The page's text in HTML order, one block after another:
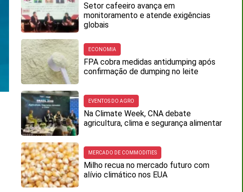
Setor cafeeiro avança em
monitoramento e atende exigências
globais
ECONOMIA
FPA cobra medidas antidumping após
confirmação de dumping no leite
EVENTOS DO AGRO
Na Climate Week, CNA debate
agricultura, clima e segurança alimentar
MERCADO DE COMMODITIES
Milho recua no mercado futuro com
alívio climático nos EUA